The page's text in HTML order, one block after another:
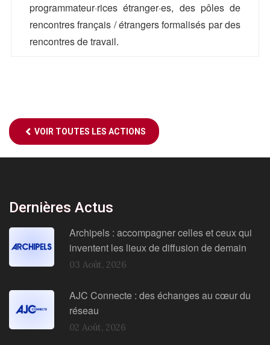
programmateur·rices étranger·es, des pôles de
rencontres français / étrangers formalisés par des
rencontres de travail.
01 42 36 00 12
antoinebos[@]ajc-jazz.eu
VOIR TOUTES LES ACTIONS
Dernières Actus
Archipels : accompagner celles et ceux qui
inventent les lieux de diffusion de demain
03 Août, 2026
AJC Connecte : des échanges au cœur du
réseau
02 Août, 2026